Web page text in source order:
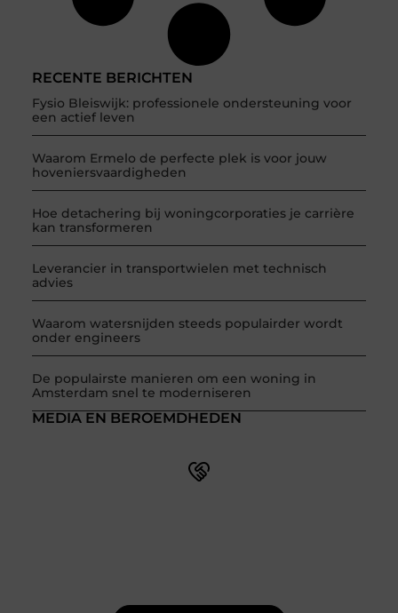
RECENTE BERICHTEN
Fysio Bleiswijk: professionele ondersteuning voor
een actief leven
Waarom Ermelo de perfecte plek is voor jouw
hoveniersvaardigheden
Hoe detachering bij woningcorporaties je carrière
kan transformeren
Leverancier in transportwielen met technisch
advies
Waarom watersnijden steeds populairder wordt
onder engineers
De populairste manieren om een woning in
Amsterdam snel te moderniseren
MEDIA EN BEROEMDHEDEN